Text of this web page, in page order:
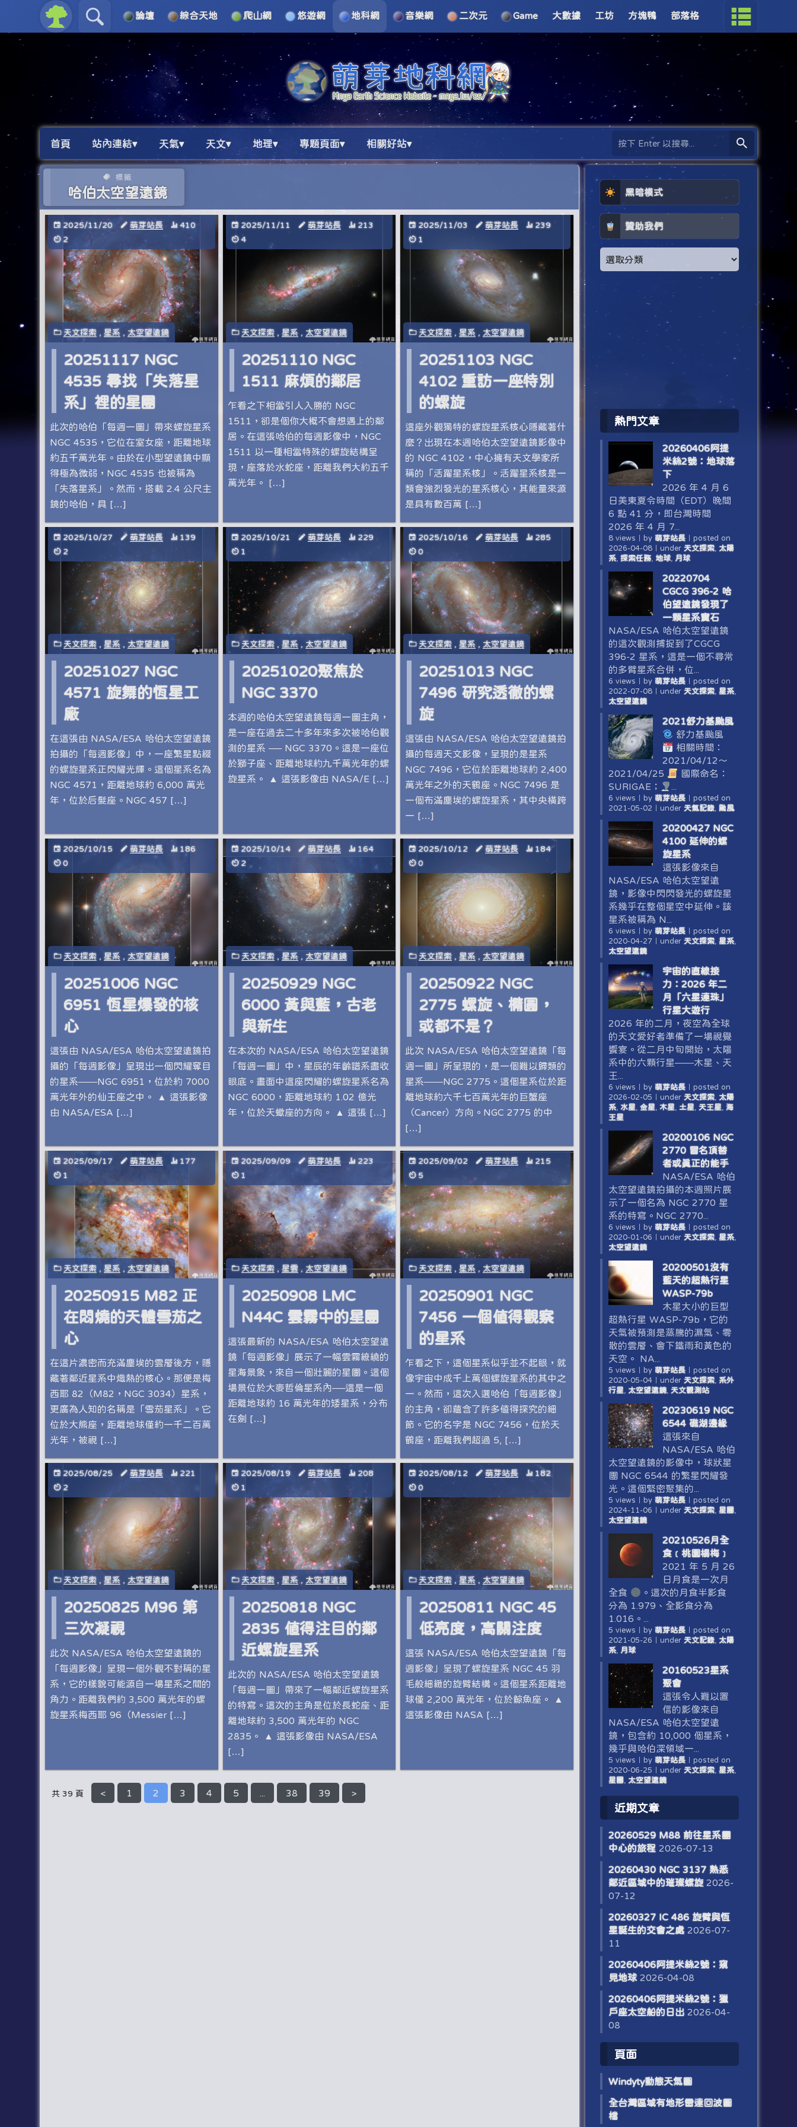
論壇 綜合天地 爬山網 悠遊網 地科網 音樂網 二次元 Game 大數據 工坊 方塊鴨 部落格
關於
首頁 站內連結▾ 天氣▾ 天文▾ 地理▾ 專題頁面▾ 相關好站▾
標籤
哈伯太空望遠鏡
2025/11/20 萌芽站長
410
2
天文探索 ,星系 太空望遠鏡
20251117 NGC
4535 尋找「失落星
系」裡的星團
此次的哈伯「每週一圖」帶來螺旋星系
NGC 4535，它位在室女座，距離地球
約五千萬光年。由於在小型望遠鏡中顯
得極為微弱，NGC 4535 也被稱為
「失落星系」。然而，搭載 2.4 公尺主
鏡的哈伯，具 […]
2025/11/11 萌芽站長
213
4
天文探索, 星系, 太空望遠鏡
20251110 NGC
1511 麻煩的鄰居
乍看之下相當引人入勝的 NGC
1511，卻是個你大概不會想遇上的鄰
居。在這張哈伯的每週影像中，NGC
1511 以一種相當特殊的螺旋結構呈
現，座落於水蛇座，距離我們大約五千
萬光年。 […]
2025/11/03 萌芽站長
239
1
天文探索 ,星系 太空望遠鏡
20251103 NGC
4102 重訪一座特別
的螺旋
這座外觀獨特的螺旋星系核心隱藏著什
麼？出現在本週哈伯太空望遠鏡影像中
的 NGC 4102，中心擁有天文學家所
稱的「活躍星系核」。活躍星系核是一
類會強烈發光的星系核心，其能量來源
是具有數百萬 […]
2025/10/27 萌芽站長
139
2
天文探索 ,星系 , 太空望遠鏡
20251027 NGC
4571 旋舞的恆星工
廠
在這張由 NASA/ESA 哈伯太空望遠鏡
拍攝的「每週影像」中，一座繁星點綴
的螺旋星系正閃耀光輝。這個星系名為
NGC 4571，距離地球約 6,000 萬光
年，位於后髮座。NGC 457 […]
2025/10/21 萌芽站長
229
1
天文探索 , 星系 , 太空望遠鏡
20251020聚焦於
NGC 3370
本週的哈伯太空望遠鏡每週一圖主角，
是一座在過去二十多年來多次被哈伯觀
測的星系 ── NGC 3370。這是一座位
於獅子座、距離地球約九千萬光年的螺
旋星系。 ▲ 這張影像由 NASA/E […]
2025/10/16 萌芽站長
285
0
天文探索 ,星系 , 太空望遠鏡
20251013 NGC
7496 研究透徹的螺
旋
這張由 NASA/ESA 哈伯太空望遠鏡拍
攝的每週天文影像，呈現的是星系
NGC 7496，它位於距離地球約 2,400
萬光年之外的天鶴座。NGC 7496 是
一個布滿塵埃的螺旋星系，其中央橫跨
一 […]
2025/10/15 萌芽站長
186
0
天文探索 ,星系 , 太空望遠鏡
20251006 NGC
6951 恆星爆發的核
心
這張由 NASA/ESA 哈伯太空望遠鏡拍
攝的「每週影像」呈現出一個閃耀奪目
的星系——NGC 6951，位於約 7000
萬光年外的仙王座之中。 ▲ 這張影像
由 NASA/ESA […]
2025/10/14 萌芽站長
164
2
天文探索 , 星系 , 太空望遠鏡
20250929 NGC
6000 黃與藍，古老
與新生
在本次的 NASA/ESA 哈伯太空望遠鏡
「每週一圖」中，星辰的年齡譜系盡收
眼底。畫面中這座閃耀的螺旋星系名為
NGC 6000，距離地球約 1.02 億光
年，位於天蠍座的方向。 ▲ 這張 […]
2025/10/12 萌芽站長
184
0
天文探索 ,星系 , 太空望遠鏡
20250922 NGC
2775 螺旋、橢圓，
或都不是？
此次 NASA/ESA 哈伯太空望遠鏡「每
週一圖」所呈現的，是一個難以歸類的
星系——NGC 2775。這個星系位於距
離地球約六千七百萬光年的巨蟹座
（Cancer）方向。NGC 2775 的中
[…]
2025/09/17 萌芽站長
177
1
天文探索 ,星系 太空望遠鏡
20250915 M82 正
在悶燒的天體雪茄之
心
在這片濃密而充滿塵埃的雲層後方，隱
藏著鄰近星系中熾熱的核心。那便是梅
西耶 82（M82，NGC 3034）星系，
更廣為人知的名稱是「雪茄星系」。它
位於大熊座，距離地球僅約一千二百萬
光年，被視 […]
2025/09/09 萌芽站長
223
1
天文探索, 星雲, 太空望遠鏡
20250908 LMC
N44C 雲霧中的星團
這張最新的 NASA/ESA 哈伯太空望遠
鏡「每週影像」展示了一幅雲霧繚繞的
星海景象，來自一個壯麗的星團。這個
場景位於大麥哲倫星系內──這是一個
距離地球約 16 萬光年的矮星系，分布
在劍 […]
2025/09/02 萌芽站長
215
5
天文探索 ,星系 太空望遠鏡
20250901 NGC
7456 一個值得觀察
的星系
乍看之下，這個星系似乎並不起眼，就
像宇宙中成千上萬個螺旋星系的其中之
一。然而，這次入選哈伯「每週影像」
的主角，卻蘊含了許多值得探究的細
節。它的名字是 NGC 7456，位於天
鶴座，距離我們超過 5, […]
2025/08/25 萌芽站長
221
2
天文探索 ,星系 , 太空望遠鏡
20250825 M96 第
三次凝視
此次 NASA/ESA 哈伯太空望遠鏡的
「每週影像」呈現一個外觀不對稱的星
系，它的樣貌可能源自一場星系之間的
角力。距離我們約 3,500 萬光年的螺
旋星系梅西耶 96（Messier […]
2025/08/19 萌芽站長
208
1
天文探索 , 星系, 太空望遠鏡
20250818 NGC
2835 值得注目的鄰
近螺旋星系
此次的 NASA/ESA 哈伯太空望遠鏡
「每週一圖」帶來了一幅鄰近螺旋星系
的特寫。這次的主角是位於長蛇座、距
離地球約 3,500 萬光年的 NGC
2835。 ▲ 這張影像由 NASA/ESA
[…]
2025/08/12 萌芽站長
182
0
天文探索 ,星系 , 太空望遠鏡
20250811 NGC 45
低亮度，高關注度
這張 NASA/ESA 哈伯太空望遠鏡「每
週影像」呈現了螺旋星系 NGC 45 羽
毛般細緻的旋臂結構。這個星系距離地
球僅 2,200 萬光年，位於鯨魚座。 ▲
這張影像由 NASA […]
共 39 頁 < 1 2 3 4 5 ... 38 39 >
黑暗模式
贊助我們
熱門文章
20260406阿提
米絲2號：地球落
下
2026 年 4 月 6
日美東夏令時間（EDT）晚間
6 點 41 分，即台灣時間
2026 年 4 月 7...
8 views by 萌芽站長｜ posted on
2026-04-08｜ under 天文探索, 太陽
系, 探索任務, 地球, 月球
20220704
CGCG 396-2 哈
伯望遠鏡發現了
一顆星系寶石
NASA/ESA 哈伯太空望遠鏡
的這次觀測捕捉到了CGCG
396-2 星系，這是一個不尋常
的多臂星系合併，位...
6 views by 萌芽站長｜ posted on
2022-07-08｜ under 天文探索, 星系,
太空望遠鏡
2021舒力基颱風
舒力基颱風
相關時間：
2021/04/12～
2021/04/25
國際命名：
SURIGAE；
6 views by 萌芽站長｜ posted on
2021-05-02
under 天氣記錄, 颱風
20200427 NGC
4100 延伸的螺
旋星系
這張影像來自
NASA/ESA 哈伯太空望遠
鏡，影像中閃閃發光的螺旋星
系幾乎在整個星空中延伸。該
星系被稱為 N...
6 views by 萌芽站長｜ posted on
2020-04-27
under 天文探索, 星系,
太空望遠鏡
宇宙的直線接
力：2026 年二
月「六星連珠」
行星大遊行
2026 年的二月，夜空為全球
的天文愛好者準備了一場視覺
饗宴。從二月中旬開始，太陽
系中的六顆行星——木星、天
王...
6 views by 萌芽站長｜ posted on
2026-02-05
under 天文探索, 太陽
系, 水星 金星 木星 土星 天王星
海
王星
20200106 NGC
2770 冒名頂替
者或真正的能手
NASA/ESA 哈伯
太空望遠鏡拍攝的本週照片展
示了一個名為 NGC 2770 星
系的特寫。NGC 2770...
6 views by 萌芽站長｜ posted on
2020-01-06
under 天文探索, 星系,
太空望遠鏡
20200501沒有
藍天的超熱行星
WASP-79b
木星大小的巨型
超熱行星 WASP-79b，它的
天氣被預測是蒸騰的濕氣、零
散的雲層、會下鐵雨和黃色的
天空。 NA...
5 views by 萌芽站長｜ posted on
2020-05-04｜ under 天文探索, 系外
行星
太空望遠鏡, 天文觀測站
20230619 NGC
6544 礁湖邊緣
這張來自
NASA/ESA 哈伯
太空望遠鏡的影像中，球狀星
團 NGC 6544 的繁星閃耀發
光。這個緊密聚集的...
5 views by 萌芽站長｜ posted on
2024-11-06
under 天文探索, 星團,
太空望遠鏡
20210526月全
食﹝桃園楊梅﹞
2021 年 5 月 26
日月食是一次月
全食
。這次的月食半影食
分為 1.979、全影食分為
1.016。...
5 views by 萌芽站長｜ posted on
2021-05-26
under 天文記錄, 太陽
系, 月球
20160523星系
聚會
這張令人難以置
信的影像來自
NASA/ESA 哈伯太空望遠
鏡，包含約 10,000 個星系，
幾乎與哈伯深領域一...
5 views by 萌芽站長｜ posted on
2020-06-25
under 天文探索, 星系,
星團, 太空望遠鏡
近期文章
20260529 M88 前往星系團
中心的旅程 2026-07-13
20260430 NGC 3137 熟悉
鄰近區域中的璀璨螺旋 2026-
07-12
20260327 IC 486 旋臂與恆
星誕生的交會之處 2026-07-
11
20260406阿提米絲2號：窺
見地球 2026-04-08
20260406阿提米絲2號：獵
戶座太空船的日出 2026-04-
08
頁面
W​​indyty動態天氣圖
全台灣區域有地形雷達回波圖
檔